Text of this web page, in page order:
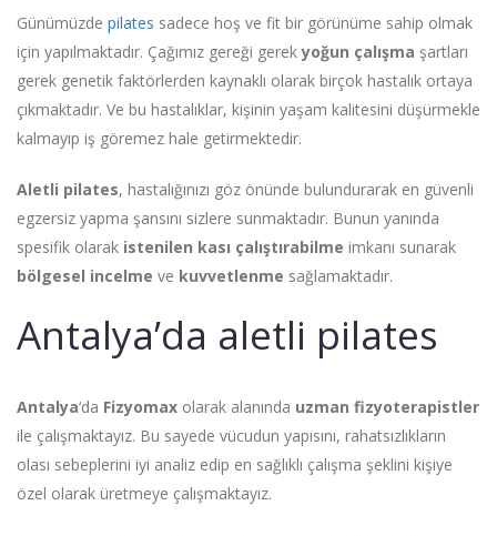
Günümüzde pilates sadece hoş ve fit bir görünüme sahip olmak
için yapılmaktadır. Çağımız gereği gerekyoğun çalışma şartları
gerek genetik faktörlerden kaynaklı olarak birçok hastalık ortaya
çıkmaktadır. Ve bu hastalıklar, kişinin yaşam kalitesini düşürmekle
kalmayıp iş göremez hale getirmektedir.
Aletli pilates, hastalığınızı göz önünde bulundurarak en güvenli
egzersiz yapma şansını sizlere sunmaktadır. Bunun yanında
spesifik olarak istenilen kası çalıştırabilme imkanı sunarak
bölgesel incelme ve kuvvetlenme sağlamaktadır.
Antalya’da aletli pilates
Antalya‘da Fizyomax olarak alanında uzman fizyoterapistler
ile çalışmaktayız. Bu sayede vücudun yapısını, rahatsızlıkların
olası sebeplerini iyi analiz edip en sağlıklı çalışma şeklini kişiye
özel olarak üretmeye çalışmaktayız.